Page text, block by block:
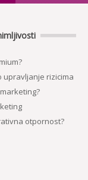
upravljanje rizicima
otpornost?